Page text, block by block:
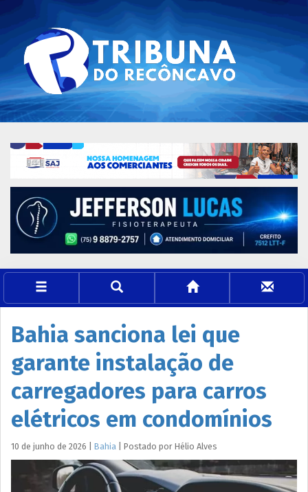
Bahia sanciona lei que
garante instalação de
carregadores para carros
elétricos em condomínios
10 de junho de 2026 Bahia Postado por Hélio Alves